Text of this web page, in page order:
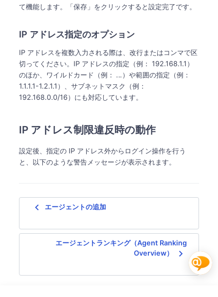
て機能します。「保存」をクリックすると設定完了です。
IP アドレス指定のオプション
IP アドレスを複数入力される際は、改行またはコンマで区
切ってください。IP アドレスの指定（例： 192.168.1.1）
のほか、ワイルドカード（例：... ）や範囲の指定（例：
1.1.1.1-1.2.1.1）、サブネットマスク（例：
192.168.0.0/16）にも対応しています。
IP アドレス制限違反時の動作
設定後、指定の IP アドレス外からログイン操作を行う
と、以下のような警告メッセージが表示されます。
navigate_before エージェントの追加
エージェントランキング（Agent Ranking
Overview）
navigate_next